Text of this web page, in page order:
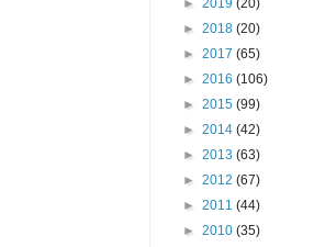
► 2019 (20)
► 2018 (20)
► 2017 (65)
► 2016 (106)
► 2015 (99)
► 2014 (42)
► 2013 (63)
► 2012 (67)
► 2011 (44)
► 2010 (35)